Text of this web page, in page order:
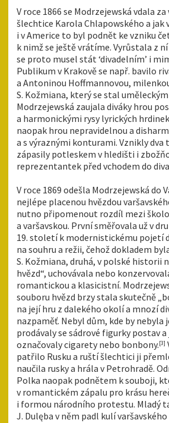
V roce 1866 se Modrzejewská vdala
šlechtice Karola Chlapowského a jak
i v Americe to byl podnět ke vzniku
k nimž se ještě vrátíme. Vyrůstala z
se proto musel stát ‘divadelním’ i
Publikum v Krakově se např. bavilo
a Antoninou Hoffmannovou,
S. Kožmiana, který se stal
Modrzejewská zaujala diváky hrou
a harmonickými rysy lyrických
naopak hrou nepravidelnou a
a s výraznými konturami. Vznikly dva
zápasily potleskem v hledišti i
reprezentantek před vchodem do
V roce 1869 odešla Modrzejewská do
nejlépe placenou hvězdou
nutno připomenout rozdíl mezi
a varšavskou. První směřovala už v
19. století k modernistickému pojetí
na souhru a režii, čehož dokladem
S. Kožmiana, druhá, v polské historii
hvězd“, uchovávala nebo
romantickou a klasicistní.
souboru hvězd brzy stala skutečně
na její hru z dalekého okolí a mnozí
nazpaměť. Nebyl dům, kde by
prodávaly se sádrové figurky postav
označovaly cigarety nebo bonbony.[3]
patřilo Rusku a ruští šlechtici ji
naučila rusky a hrála v Petrohradě.
Polka naopak podnětem k souboji,
v romantickém zápalu pro krásu
i formou národního protestu. Mladý
J. Dulęba v něm padl kulí varšavského